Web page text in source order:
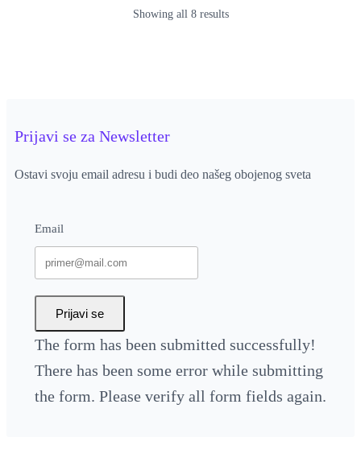
Showing all 8 results
Prijavi se za Newsletter
Ostavi svoju email adresu i budi deo našeg obojenog sveta
Email
Prijavi se
The form has been submitted successfully!
There has been some error while submitting
the form. Please verify all form fields again.